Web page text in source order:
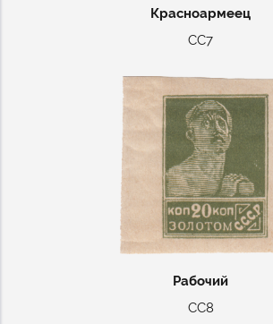
Красноармеец
СС7
Рабочий
СС8